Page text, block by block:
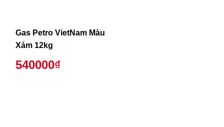
Gas Petro VietNam Màu
Xám 12kg
540000₫